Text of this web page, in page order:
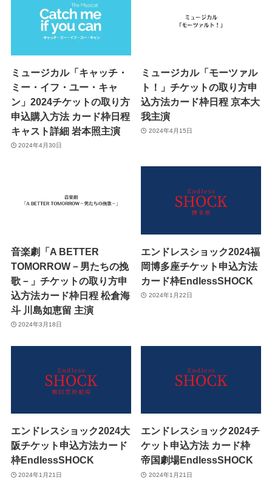
ミュージカル「キャッチ・
ミー・イフ・ユー・キャ
ン」2024チケットの取り方
申込購入方法 カード枠日程
キャスト詳細 岩本照主演
2024年4月30日
ミュージカル「モーツァル
ト！」チケットの取り方申
込方法カード枠日程 京本大
我主演
2024年4月15日
音楽劇「A BETTER
TOMORROW－男たちの挽
歌－」チケットの取り方申
込方法カード枠日程 松倉海
斗 川島如恵留 主演
2024年3月18日
エンドレスショック2024福
岡博多座チケット申込方法
カード枠EndlessSHOCK
2024年1月22日
エンドレスショック2024大
阪チケット申込方法カード
枠EndlessSHOCK
2024年1月21日
エンドレスショック2024チ
ケット申込方法 カード枠
帝国劇場EndlessSHOCK
2024年1月21日